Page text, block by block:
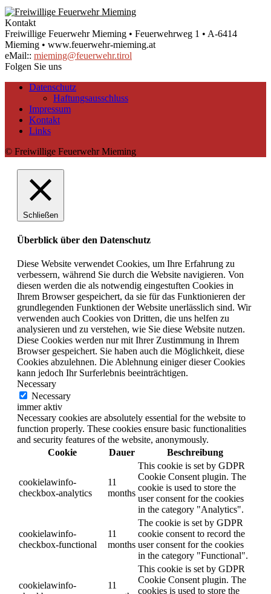
Kontakt
Freiwillige Feuerwehr Mieming • Feuerwehrweg 1 • A-6414
Mieming • www.feuerwehr-mieming.at
eMail:: mieming@feuerwehr.tirol
Folgen Sie uns
Datenschutz
Haftungsausschluss
Impressum
Kontakt
Links
© Freiwillige Feuerwehr Mieming
Schließen
Überblick über den Datenschutz
Diese Website verwendet Cookies, um Ihre Erfahrung zu
verbessern, während Sie durch die Website navigieren. Von
diesen werden die als notwendig eingestuften Cookies in
Ihrem Browser gespeichert, da sie für das Funktionieren der
grundlegenden Funktionen der Website unerlässlich sind. Wir
verwenden auch Cookies von Dritten, die uns helfen zu
analysieren und zu verstehen, wie Sie diese Website nutzen.
Diese Cookies werden nur mit Ihrer Zustimmung in Ihrem
Browser gespeichert. Sie haben auch die Möglichkeit, diese
Cookies abzulehnen. Die Ablehnung einiger dieser Cookies
kann jedoch Ihr Surferlebnis beeinträchtigen.
Necessary
Necessary
immer aktiv
Necessary cookies are absolutely essential for the website to
function properly. These cookies ensure basic functionalities
and security features of the website, anonymously.
Cookie
Dauer Beschreibung
cookielawinfo-
checkbox-analytics
11
months
This cookie is set by GDPR
Cookie Consent plugin. The
cookie is used to store the
user consent for the cookies
in the category "Analytics".
cookielawinfo-
checkbox-functional
11
months
The cookie is set by GDPR
cookie consent to record the
user consent for the cookies
in the category "Functional".
cookielawinfo-
11
This cookie is set by GDPR
Cookie Consent plugin. The
cookies is used to store the